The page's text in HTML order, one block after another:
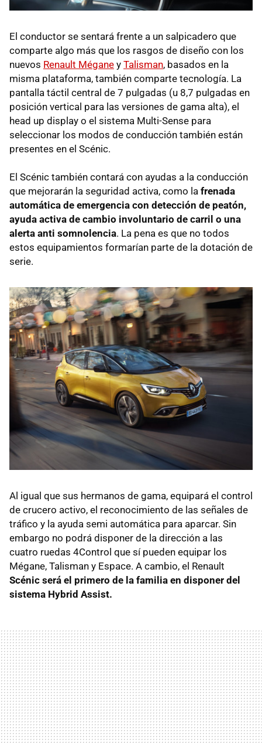
El conductor se sentará frente a un salpicadero que
comparte algo más que los rasgos de diseño con los
nuevos Renault Mégane y Talisman, basados en la
misma plataforma, también comparte tecnología. La
pantalla táctil central de 7 pulgadas (u 8,7 pulgadas en
posición vertical para las versiones de gama alta), el
head up display o el sistema Multi-Sense para
seleccionar los modos de conducción también están
presentes en el Scénic.
El Scénic también contará con ayudas a la conducción
que mejorarán la seguridad activa, como la frenada
automática de emergencia con detección de peatón,
ayuda activa de cambio involuntario de carril o una
alerta anti somnolencia. La pena es que no todos
estos equipamientos formarían parte de la dotación de
serie.
Al igual que sus hermanos de gama, equipará el control
de crucero activo, el reconocimiento de las señales de
tráfico y la ayuda semi automática para aparcar. Sin
embargo no podrá disponer de la dirección a las
cuatro ruedas 4Control que sí pueden equipar los
Mégane, Talisman y Espace. A cambio, el Renault
Scénic será el primero de la familia en disponer del
sistema Hybrid Assist.